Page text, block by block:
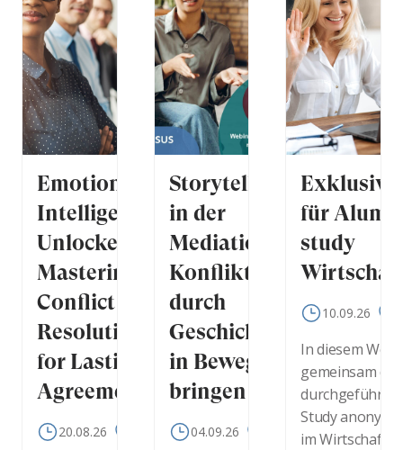
Emotional
Intelligence
Unlocked -
Mastering
Conflict
Resolution
for Lasting
Agreements
20.08.26
Storytelling
in der
Mediation –
Konflikte
durch
Geschichten
in Bewegung
bringen
04.09.26
für
study
10.09.26
In diesem
gemeinsam
durchgeführte,
Study
im